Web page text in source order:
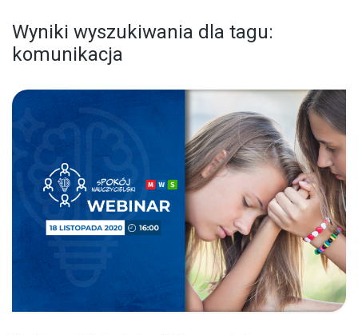
Wyniki wyszukiwania dla tagu:
komunikacja